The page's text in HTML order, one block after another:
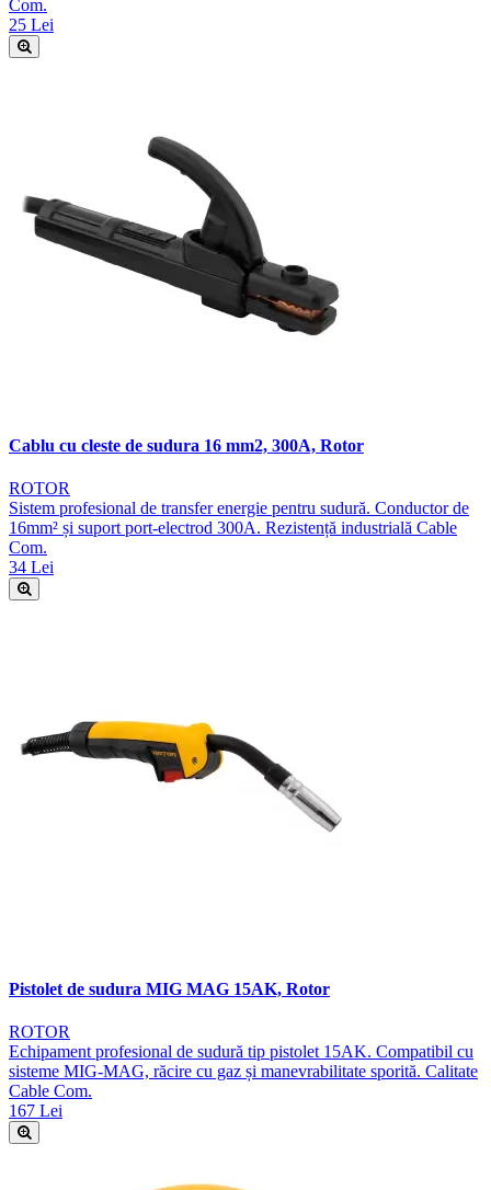
Com.
25 Lei
Cablu cu cleste de sudura 16 mm2, 300A, Rotor
ROTOR
Sistem profesional de transfer energie pentru sudură. Conductor de
16mm² și suport port-electrod 300A. Rezistență industrială Cable
Com.
34 Lei
Pistolet de sudura MIG MAG 15AK, Rotor
ROTOR
Echipament profesional de sudură tip pistolet 15AK. Compatibil cu
sisteme MIG-MAG, răcire cu gaz și manevrabilitate sporită. Calitate
Cable Com.
167 Lei